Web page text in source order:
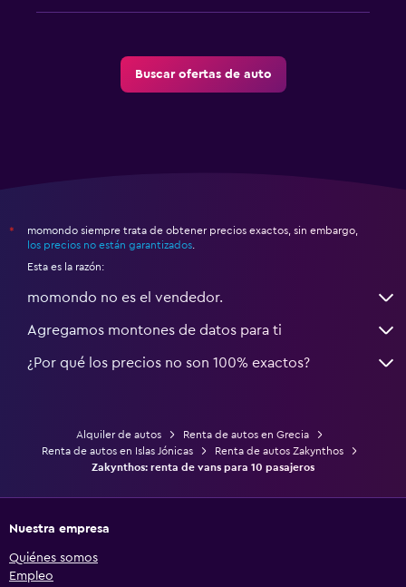
Buscar ofertas de auto
*
momondo siempre trata de obtener precios exactos, sin embargo,
los precios no están garantizados.
Esta es la razón:
momondo no es el vendedor.
Agregamos montones de datos para ti
¿Por qué los precios no son 100% exactos?
Alquiler de autos
Renta de autos en Grecia
Renta de autos en Islas Jónicas
Renta de autos Zakynthos
Zakynthos: renta de vans para 10 pasajeros
Nuestra empresa
Quiénes somos
Empleo